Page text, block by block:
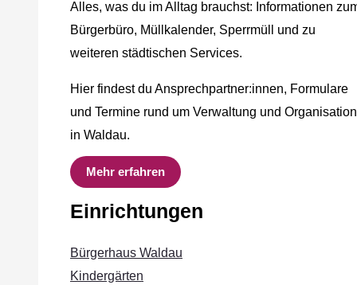
Alles, was du im Alltag brauchst: Informationen
Bürgerbüro, Müllkalender, Sperrmüll und zu
weiteren städtischen Services.
Hier findest du Ansprechpartner:innen, Formulare
und Termine rund um Verwaltung und Organisation
in Waldau.
Mehr erfahren
Einrichtungen
Bürgerhaus Waldau
Kindergärten